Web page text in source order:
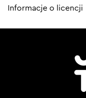
Informacje o licencji